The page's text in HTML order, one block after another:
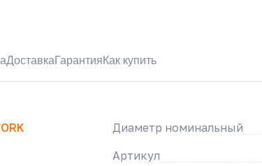
Доставка Гарантия Как купить
Диаметр номинальный
Артикул